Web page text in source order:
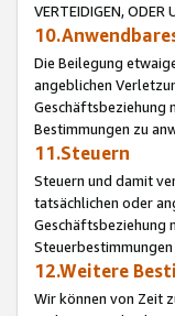
VERTEIDIGEN, ODER
Die Beilegung
angeblichen
Geschäftsbeziehung
Bestimmungen zu
11.Steuern
Steuern und damit
tatsächlichen oder
Geschäftsbeziehung
Steuerbestimmungen
12.Weitere
Wir können von Zeit